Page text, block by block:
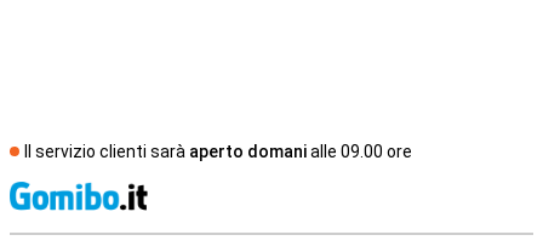
Il servizio clienti sarà aperto domanialle 09.00 ore